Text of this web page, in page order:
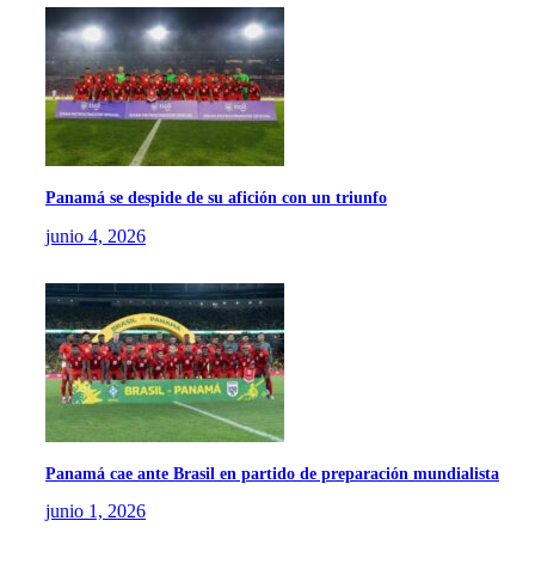
Panamá se despide de su afición con un triunfo
junio 4, 2026
Panamá cae ante Brasil en partido de preparación mundialista
junio 1, 2026